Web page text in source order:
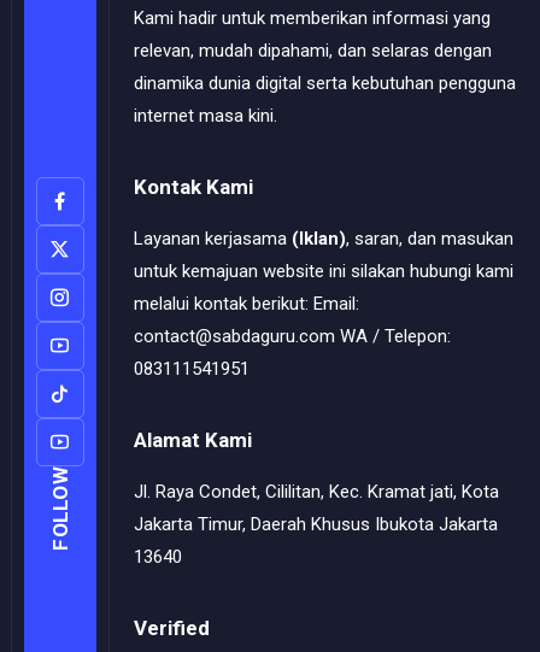
FOLLOW
Kami hadir untuk memberikan informasi yang
relevan, mudah dipahami, dan selaras dengan
dinamika dunia digital serta kebutuhan pengguna
internet masa kini.
Kontak Kami
Layanan kerjasama (Iklan), saran, dan masukan
untuk kemajuan website ini silakan hubungi kami
melalui kontak berikut: Email:
contact@sabdaguru.com WA / Telepon:
083111541951
Alamat Kami
Jl. Raya Condet, Cililitan, Kec. Kramat jati, Kota
Jakarta Timur, Daerah Khusus Ibukota Jakarta
13640
Verified